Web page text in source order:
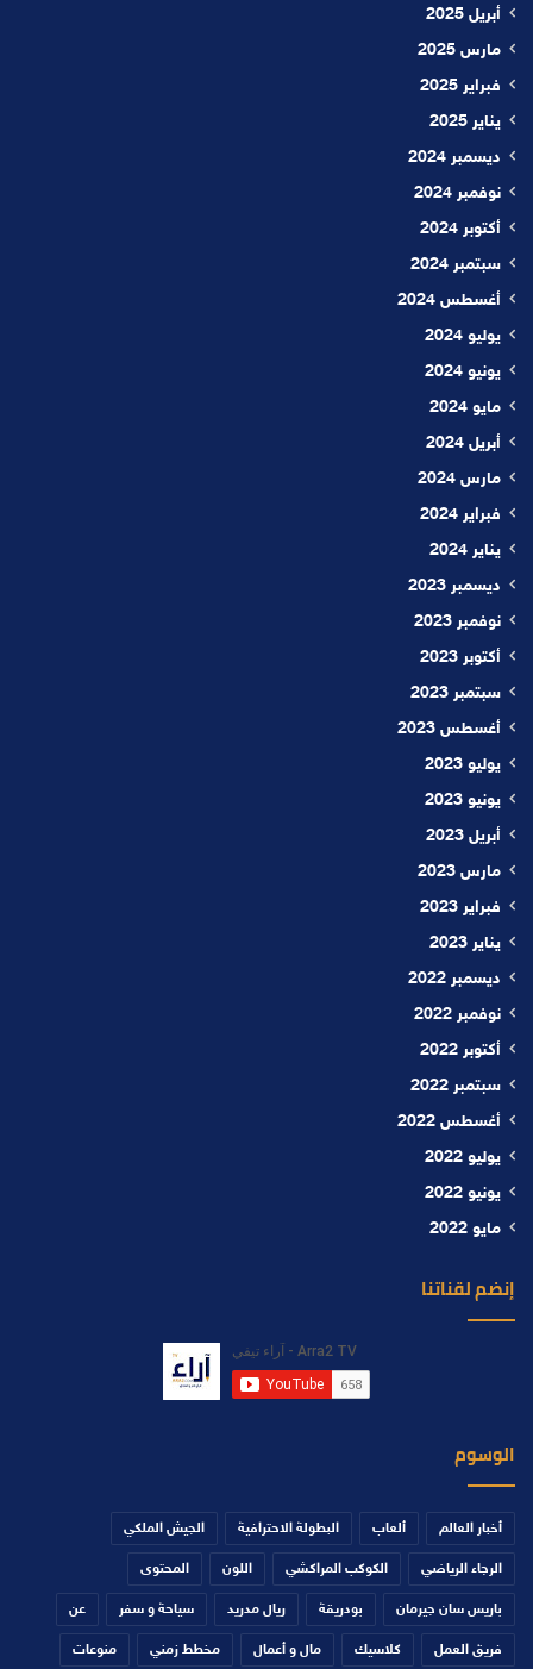
أبريل 2025
مارس 2025
فبراير 2025
يناير 2025
ديسمبر 2024
نوفمبر 2024
أكتوبر 2024
سبتمبر 2024
أغسطس 2024
يوليو 2024
يونيو 2024
مايو 2024
أبريل 2024
مارس 2024
فبراير 2024
يناير 2024
ديسمبر 2023
نوفمبر 2023
أكتوبر 2023
سبتمبر 2023
أغسطس 2023
يوليو 2023
يونيو 2023
أبريل 2023
مارس 2023
فبراير 2023
يناير 2023
ديسمبر 2022
نوفمبر 2022
أكتوبر 2022
سبتمبر 2022
أغسطس 2022
يوليو 2022
يونيو 2022
مايو 2022
إنضم لقناتنا
الوسوم
أخبار العالم ألعاب البطولة الاحترافية الجيش الملكي
الرجاء الرياضي الكوكب المراكشي اللون المحتوى
باريس سان جيرمان بودريقة ريال مدريد سياحة و سفر عن
فريق العمل كلاسيك مال و أعمال مخطط زمني منوعات